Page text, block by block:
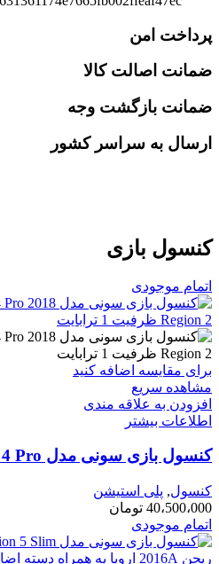
پرداخت امن
ضمانت اصالت کالا
ضمانت بازگشت وجه
ارسال به سراسر کشور
کنسول بازی
اتمام موجودی
برای مقایسه اضافه کنید
مشاهده سریع
افزودن به علاقه مندی
اطلاعات بیشتر
کنسول بازی سونی مدل Playstation 4 Pro یک ترابایت
کنسول, پلی استیشن
40،500،000 تومان
اتمام موجودی